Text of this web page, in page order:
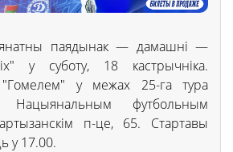
паядынак — дамашні —
у суботу, 18 кастрычніка.
у межах 25-га тура
футбольным
п-це, 65. Стартавы
у 17.00.